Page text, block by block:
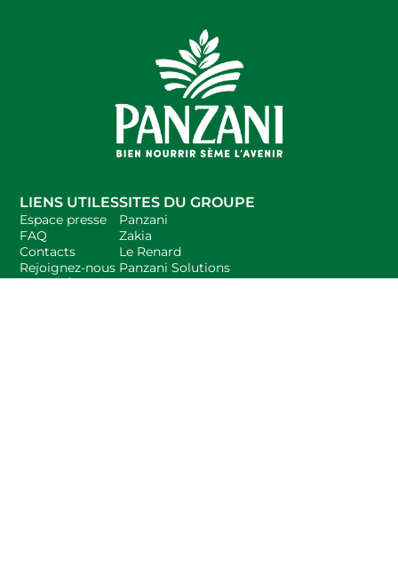
LIENS UTILES
Espace presse
FAQ
Contacts
Rejoignez-nous
Index H/F
SITES DU GROUPE
Panzani
Zakia
Le Renard
Panzani Solutions
L'international